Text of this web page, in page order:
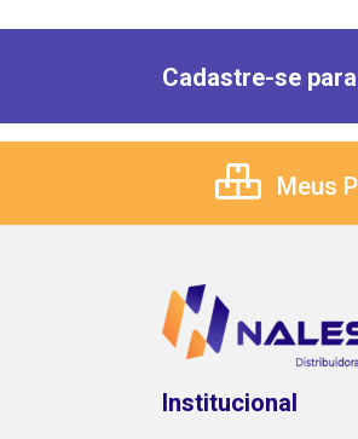
Cadastre-se
Meus
Institucional